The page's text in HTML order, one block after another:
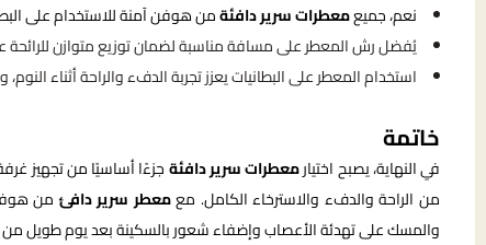
نعم، جميعمعطرات سرير دافئةمن هوفن آمنة للاستخدام على
يُفضل رش المعطر على مسافة مناسبة لضمان توزيع متوازن للرائحة
استخدام المعطر على البطانيات يعزز تجربة الدفء والراحة أثناء
خاتمة
في النهاية، يصبح اختيارمعطرات سرير دافئةجزءًا أساسيًا من تجهيز
من الراحة والدفء والاسترخاء الكامل. معمعطر سرير دافئ من
والمسك على تهدئة الأعصاب وإضفاء شعور بالسكينة بعد يوم طويل من